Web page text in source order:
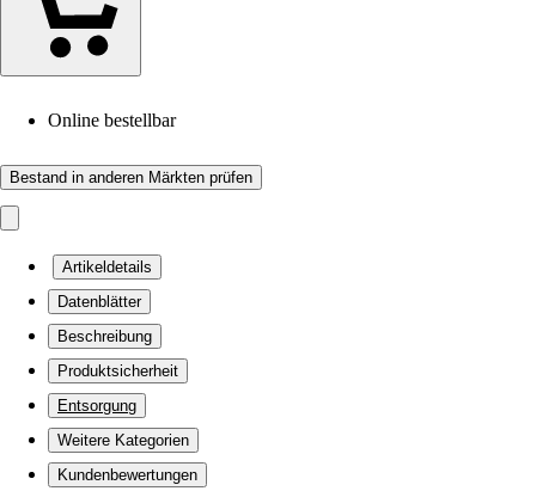
Online bestellbar
Bestand in anderen Märkten prüfen
Artikeldetails
Datenblätter
Beschreibung
Produktsicherheit
Entsorgung
Weitere Kategorien
Kundenbewertungen